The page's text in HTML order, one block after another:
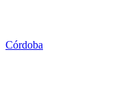
Córdoba